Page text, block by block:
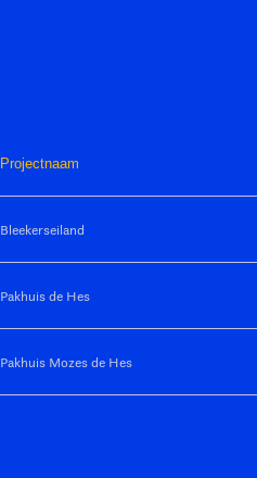
Projectnaam
Bleekerseiland
Pakhuis de Hes
Pakhuis Mozes de Hes